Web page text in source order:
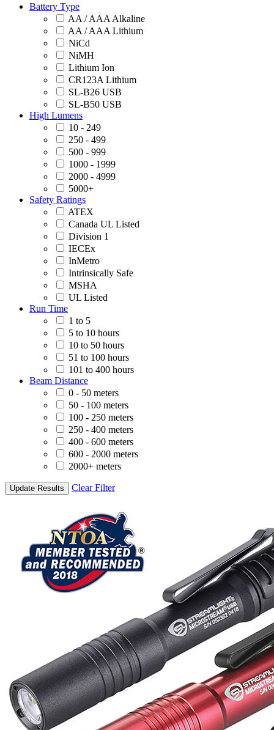
Battery Type
AA / AAA Alkaline
AA / AAA Lithium
NiCd
NiMH
Lithium Ion
CR123A Lithium
SL-B26 USB
SL-B50 USB
High Lumens
10 - 249
250 - 499
500 - 999
1000 - 1999
2000 - 4999
5000+
Safety Ratings
ATEX
Canada UL Listed
Division 1
IECEx
InMetro
Intrinsically Safe
MSHA
UL Listed
Run Time
1 to 5
5 to 10 hours
10 to 50 hours
51 to 100 hours
101 to 400 hours
Beam Distance
0 - 50 meters
50 - 100 meters
100 - 250 meters
250 - 400 meters
400 - 600 meters
600 - 2000 meters
2000+ meters
Update Results Clear Filter